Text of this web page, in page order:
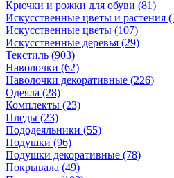
Крючки и рожки для обуви (81)
Искусственные цветы и растения
Искусственные цветы (107)
Искусcтвенные деревья (29)
Текстиль (903)
Наволочки (62)
Наволочки декоративные (226)
Одеяла (28)
Комплекты (23)
Пледы (23)
Пододеяльники (55)
Подушки (96)
Подушки декоративные (78)
Покрывала (49)